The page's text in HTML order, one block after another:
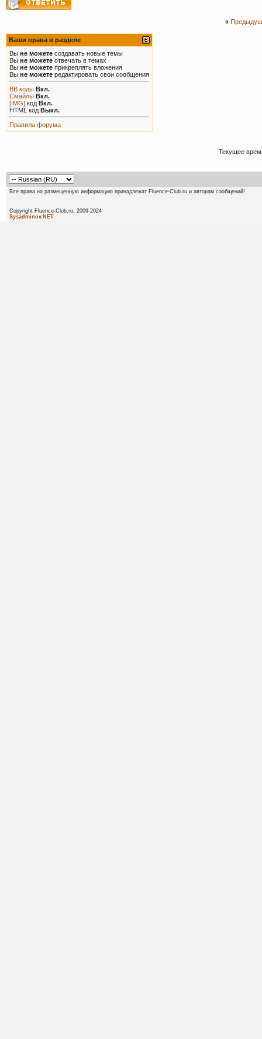
«
Ваши права в разделе
Вы не можете создавать новые темы
Вы не можете отвечать в темах
Вы не можете прикреплять вложения
Вы не можете редактировать свои сообщения
BB коды Вкл.
Смайлы Вкл.
[IMG] код Вкл.
HTML код Выкл.
Правила форума
Текущее
Все права на размещенную информацию принадлежат Fluence-Club.ru и авторам сообщений!
Copyright Fluence-Club.ru;
Sysadminov.NET